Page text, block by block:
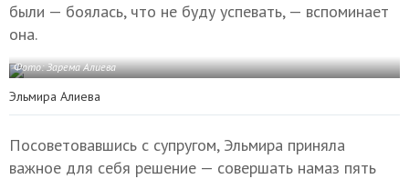
были — боялась, что не буду успевать, — вспоминает
она.
Фото: Зарема Алиева
Эльмира Алиева
Посоветовавшись с супругом, Эльмира приняла
важное для себя решение — совершать намаз пять